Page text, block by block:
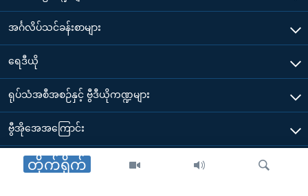
တိုက်ရိုက်
အင်္ဂလိပ်သင်ခန်းစာများ
ရေဒီယို
ရုပ်သံအစီအစဉ်နှင့် ဗွီဒီယိုကဏ္ဍများ
ဗွီအိုအေအကြောင်း
ဗွီအိုအေ မိုဘိုင်းလ်အက်ပ်များ ဒေါင်းလုတ်ယူရန်